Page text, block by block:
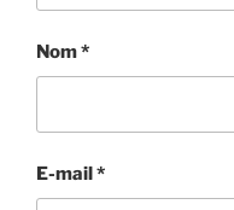
Nom*
E-mail*